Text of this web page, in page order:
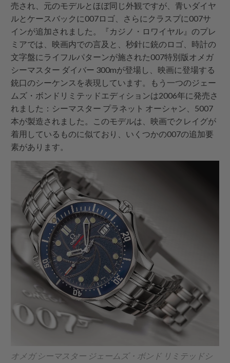
売され、元のモデルとほぼ同じ外観ですが、青いダイヤ
ルとケースバックに007ロゴ、さらにクラスプに007サ
インが追加されました。『カジノ・ロワイヤル』のプレ
ミアでは、映画内での言及と、秒針に銃のロゴ、時計の
文字盤にライフルパターンが施された007特別版オメガ
シーマスター ダイバー 300mが登場し、映画に登場する
銃口のシーケンスを表現しています。もう一つのジェー
ムズ・ボンドリミテッドエディションは2006年に発売さ
れました：シーマスター プラネット オーシャン、5007
本が製造されました。このモデルは、映画でクレイグが
着用しているものに似ており、いくつかの007の追加要
素があります。
オメガ シーマスター ジェームズ・ボンド リミテッドシ